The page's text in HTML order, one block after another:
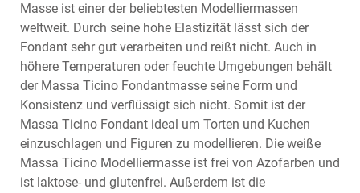
Masse ist einer der beliebtesten Modelliermassen
weltweit. Durch seine hohe Elastizität lässt sich der
Fondant sehr gut verarbeiten und reißt nicht. Auch in
höhere Temperaturen oder feuchte Umgebungen behält
der Massa Ticino Fondantmasse seine Form und
Konsistenz und verflüssigt sich nicht. Somit ist der
Massa Ticino Fondant ideal um Torten und Kuchen
einzuschlagen und Figuren zu modellieren. Die weiße
Massa Ticino Modelliermasse ist frei von Azofarben und
ist laktose- und glutenfrei. Außerdem ist die